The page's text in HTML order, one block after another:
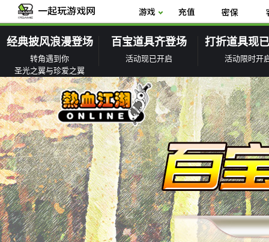
经典披风浪漫登场
转角遇到你
圣光之翼与珍爱之翼
百宝道具齐登场
活动现已开启
打折道具现
活动限时开